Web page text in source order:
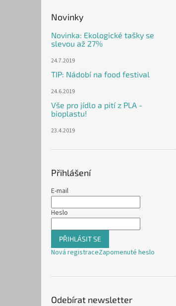
Novinky
Novinka: Ekologické tašky se
slevou až 27%
24.7.2019
TIP: Nádobí na food festival
24.6.2019
Vše pro jídlo a pití z PLA -
bioplastu!
23.4.2019
Přihlášení
E-mail
Heslo
PŘIHLÁSIT SE
Nová registraceZapomenuté heslo
Odebírat newsletter